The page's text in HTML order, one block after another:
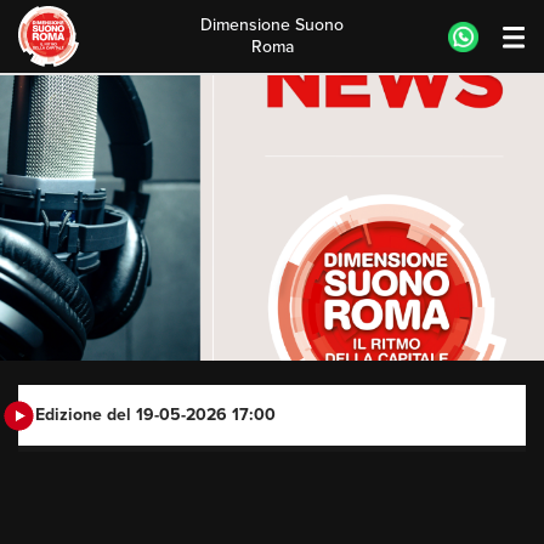
Skip
to
content
Dimensione Suono
Roma
Edizione del 19-05-2026 17:00